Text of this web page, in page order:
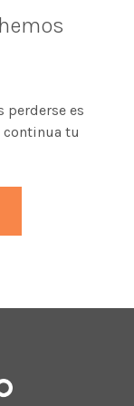
perderse es
continua tu